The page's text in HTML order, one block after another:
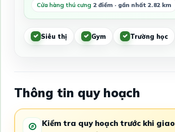
Cửa hàng thú cưng 2 điểm · gần nhất 2.82 km
Siêu thị Gym Trường học
Thông tin quy hoạch
Kiểm tra quy hoạch trước khi